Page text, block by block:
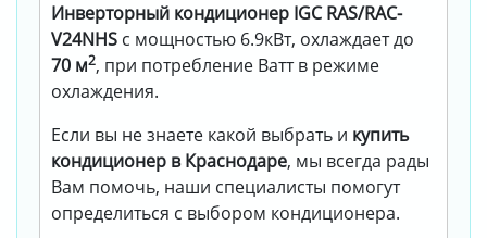
Инверторный кондиционер IGC RAS/RAC-
V24NHS с мощностью 6.9кВт, охлаждает до
70 м2, при потребление Ватт в режиме
охлаждения.
Если вы не знаете какой выбрать и купить
кондиционер в Краснодаре, мы всегда рады
Вам помочь, наши специалисты помогут
определиться с выбором кондиционера.